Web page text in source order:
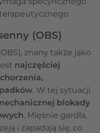
(OBS)
znany także jako
najczęściej
. W tej sytuacji
blokady
. Mięśnie gardła,
i zapadają się, co